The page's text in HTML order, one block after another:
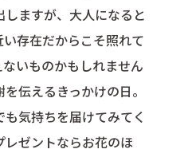
ますが、大人になると
い存在だからこそ照れて
いものかもしれません
伝えるきっかけの日。
気持ちを届けてみてく
ゼントならお花のほ